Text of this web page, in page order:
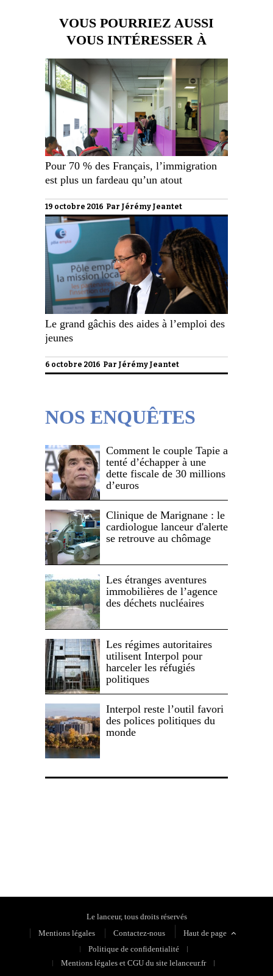
VOUS POURRIEZ AUSSI
VOUS INTÉRESSER À
Pour 70 % des Français, l’immigration
est plus un fardeau qu’un atout
19 octobre 2016 Par Jérémy Jeantet
Le grand gâchis des aides à l’emploi des
jeunes
6 octobre 2016 Par Jérémy Jeantet
NOS ENQUÊTES
Comment le couple Tapie a
tenté d’échapper à une
dette fiscale de 30 millions
d’euros
Clinique de Marignane : le
cardiologue lanceur d'alerte
se retrouve au chômage
Les étranges aventures
immobilières de l’agence
des déchets nucléaires
Les régimes autoritaires
utilisent Interpol pour
harceler les réfugiés
politiques
Interpol reste l’outil favori
des polices politiques du
monde
Le lanceur, tous droits réservés
Mentions légales
Contactez-nous
Haut de page
Politique de confidentialité
Mentions légales et CGU du site lelanceur.fr